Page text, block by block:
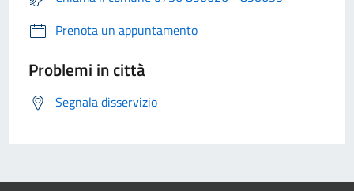
Prenota un appuntamento
Problemi in città
Segnala disservizio